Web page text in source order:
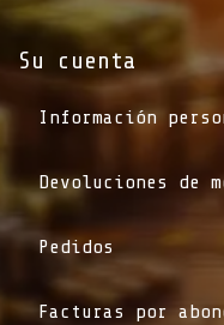
Su cuenta
Información
Devoluciones de
Pedidos
Facturas por